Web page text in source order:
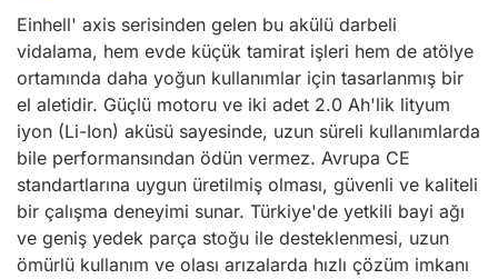
Einhell' axis serisinden gelen bu akülü darbeli
vidalama, hem evde küçük tamirat işleri hem de atölye
ortamında daha yoğun kullanımlar için tasarlanmış bir
el aletidir. Güçlü motoru ve iki adet 2.0 Ah'lik lityum
iyon (Li-Ion) aküsü sayesinde, uzun süreli kullanımlarda
bile performansından ödün vermez. Avrupa CE
standartlarına uygun üretilmiş olması, güvenli ve kaliteli
bir çalışma deneyimi sunar. Türkiye'de yetkili bayi ağı
ve geniş yedek parça stoğu ile desteklenmesi, uzun
ömürlü kullanım ve olası arızalarda hızlı çözüm imkanı